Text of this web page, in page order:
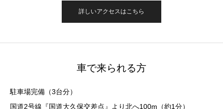
詳しいアクセスはこちら
車で来られる方
駐車場完備（3台分）
国道2号線『国道大久保交差点』より北へ100m（約1分）